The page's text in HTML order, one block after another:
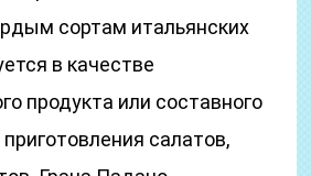
сортам итальянских
в качестве
продукта или составного
салатов,